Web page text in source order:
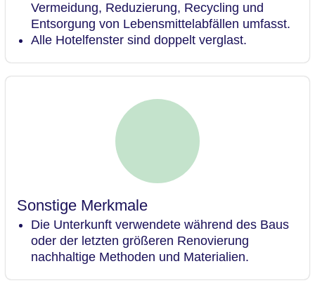
Vermeidung, Reduzierung, Recycling und
Entsorgung von Lebensmittelabfällen umfasst.
Alle Hotelfenster sind doppelt verglast.
Sonstige Merkmale
Die Unterkunft verwendete während des Baus
oder der letzten größeren Renovierung
nachhaltige Methoden und Materialien.